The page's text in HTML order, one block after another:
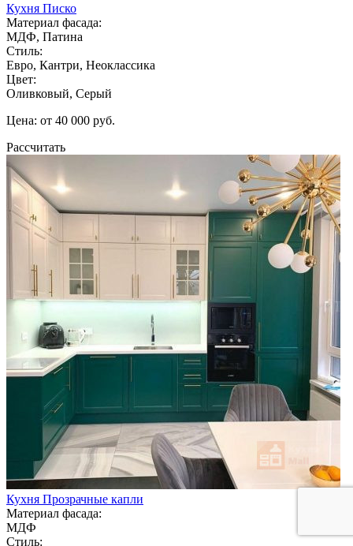
Кухня Писко
Материал фасада:
МДФ, Патина
Стиль:
Евро, Кантри, Неоклассика
Цвет:
Оливковый, Серый
Цена: от 40 000 руб.
Рассчитать
Кухня Прозрачные капли
Материал фасада:
МДФ
Стиль: